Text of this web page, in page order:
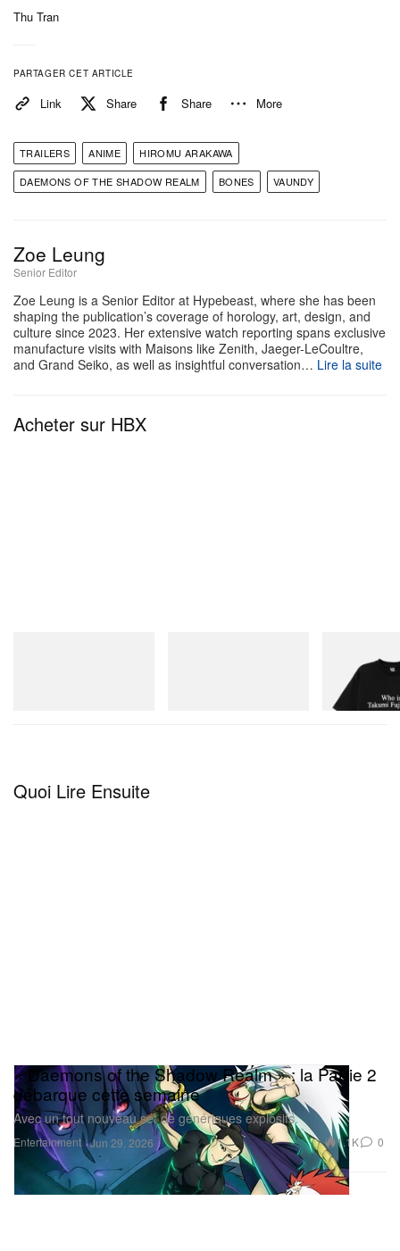
Takagi et une bande originale signée Kenichiro
Suehiro. La toute nouvelle vidéo a également révélé
Takako Honda et Rikiya Koyama dans les rôles des
daemons « Left » et « Right », qui rejoignent les
Daemons of the Shadow Realm
avril au Japon et sera diffusé dans le monde entier
via Crunchyroll.
◈♢━━━━━━━♢◈
Thu Tran
PARTAGER CET ARTICLE
Link Share Share More
TRAILERS ANIME
HIROMU ARAKAWA
DAEMONS OF THE SHADOW REALM
BONES VAUNDY
Zoe Leung
Senior Editor
Zoe Leung is a Senior Editor at Hypebeast, where she has been
shaping the publication’s coverage of horology, art, design, and
culture since 2023. Her extensive watch reporting spans exclusive
manufacture visits with Maisons like Zenith, Jaeger-LeCoultre,
and Grand Seiko, as well as insightful conversation… Lire la suite
Acheter sur HBX
Billionaire
D Cotton T-
Acheter
Quoi Lire Ensuite
Entertainment
« Daemons of the Shadow Realm » : la Partie 2
débarque cette semaine
Avec un tout nouveau set de génériques explosifs.
Jun 29, 2026 1.1K 0